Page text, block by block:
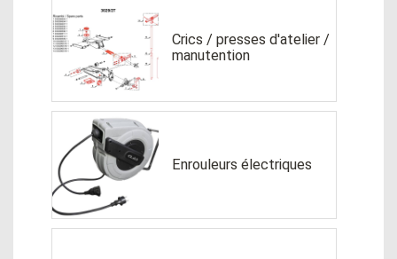
Crics / presses d'atelier /
manutention
Enrouleurs électriques